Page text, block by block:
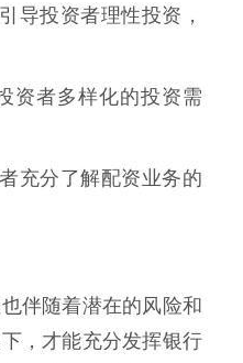
导投资者理性投资，
资者多样化的投资需
充分了解配资业务的
伴随着潜在的风险和
，才能充分发挥银行